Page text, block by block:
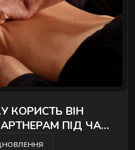
КОРИСТЬ ВІН
ПІД ЧАС